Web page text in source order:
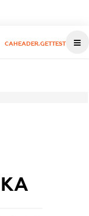
CAHEADER.GETTEST